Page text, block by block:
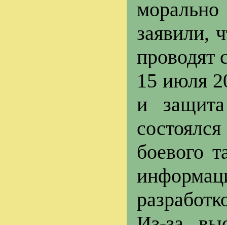
заявили,
проводят
15 июля
и
боевого